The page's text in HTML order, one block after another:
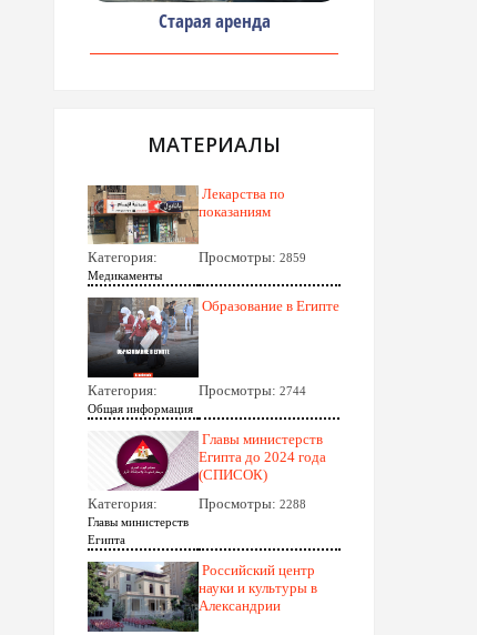
Старая аренда
МАТЕРИАЛЫ
Лекарства по
показаниям
Категория:
Медикаменты
Просмотры: 2859
Образование в Египте
Категория:
Общая информация
Просмотры: 2744
Главы министерств
Египта до 2024 года
(СПИСОК)
Категория:
Главы министерств
Египта
Просмотры: 2288
Российский центр
науки и культуры в
Александрии